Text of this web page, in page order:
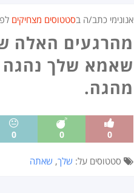
אנונימי כתב/ה בסטטוסים מצחיקים
מהרגעים האלה
שאמא שלך נהגה
מהגה.
0
0
0
סטטוסים על: שלך, שאתה